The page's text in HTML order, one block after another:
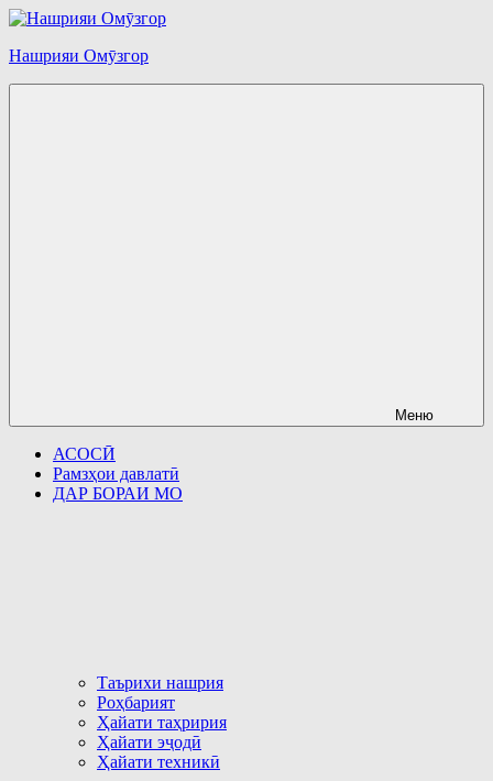
Перейти
содержимому
Нашрияи Омӯзгор
Меню
АСОСӢ
Рамзҳои давлатӣ
ДАР БОРАИ МО
Таърихи нашрия
Роҳбарият
Ҳайати таҳририя
Ҳайати эҷодӣ
Ҳайати техникӣ